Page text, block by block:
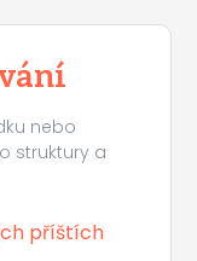
nebo
struktury a
příštích
Leaflet ©